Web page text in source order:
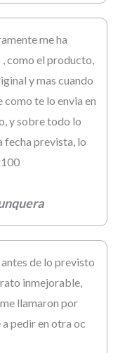
me ha
como el producto,
y mas cuando
como te lo envia en
y sobre todo lo
fecha prevista, lo
de lo previsto
inmejorable,
llamaron por
pedir en otra oc